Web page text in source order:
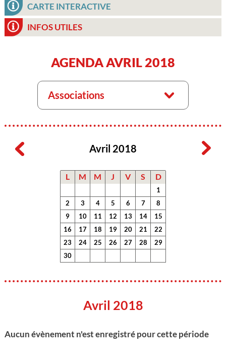
CARTE INTERACTIVE
INFOS UTILES
AGENDA AVRIL 2018
Associations
Avril 2018
L M M J V S D
1
2
3 4 5 6 7
8
9
10 11 12 13 14
15
16
17 18 19 20 21
22
23
24 25 26 27 28
29
30
Avril 2018
Aucun évènement n'est enregistré pour cette période